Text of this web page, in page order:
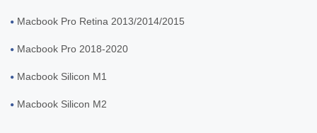
Macbook Pro Retina 2013/2014/2015
Macbook Pro 2018-2020
Macbook Silicon M1
Macbook Silicon M2